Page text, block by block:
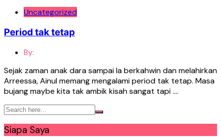
Uncategorized
Period tak tetap
By:
Sejak zaman anak dara sampai la berkahwin dan melahirkan
Arreessa, Ainul memang mengalami period tak tetap. Masa
bujang maybe kita tak ambik kisah sangat tapi ….
Siapa Saya